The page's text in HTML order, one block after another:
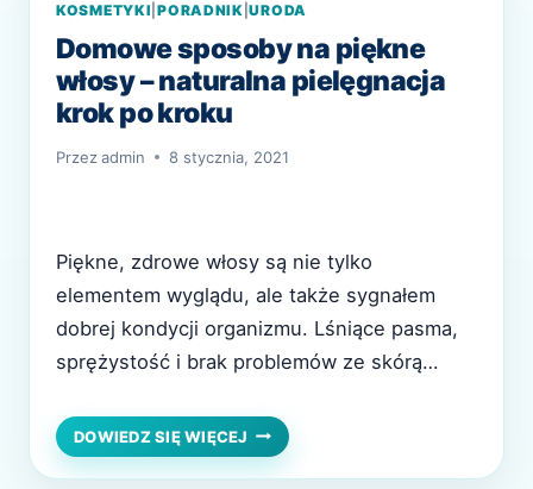
KOSMETYKI |PORADNIK |URODA
Domowe sposoby na piękne
włosy – naturalna pielęgnacja
krok po kroku
Przezadmin 8 stycznia, 2021
Piękne, zdrowe włosy są nie tylko
elementem wyglądu, ale także sygnałem
dobrej kondycji organizmu. Lśniące pasma,
sprężystość i brak problemów ze skórą
świadomych nawyków. Wiele osób sądzi, że
osiągnięcie takiego efektu wymaga drogich
DOWIEDZ SIĘ WIĘCEJ DOMOWE
SPOSOBY
NA